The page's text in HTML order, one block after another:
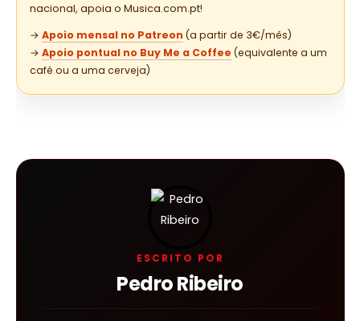
nacional, apoia o Musica.com.pt!
→ Apoio mensal no Patreon (a partir de 3€/mês)
→ Apoio pontual no Buy Me a Coffee (equivalente a um
café ou a uma cerveja)
ESCRITO POR
Pedro Ribeiro